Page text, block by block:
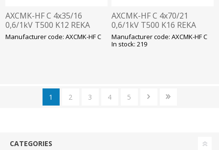
AXCMK-HF C 4x35/16
0,6/1kV T500 K12 REKA
Manufacturer code: AXCMK-HF C
AXCMK-HF C 4x70/21
0,6/1kV T500 K16 REKA
Manufacturer code: AXCMK-HF C
In stock: 219
1 2 3 4 5
CATEGORIES